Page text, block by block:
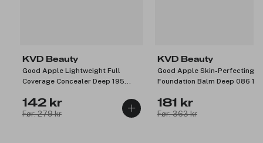
KVD Beauty
Good Apple Lightweight Full
Coverage Concealer Deep 195
142 kr
Før: 279 kr
KVD Beauty
Good Apple Skin-Perfecting
Foundation Balm Deep 086
181 kr
Før: 363 kr